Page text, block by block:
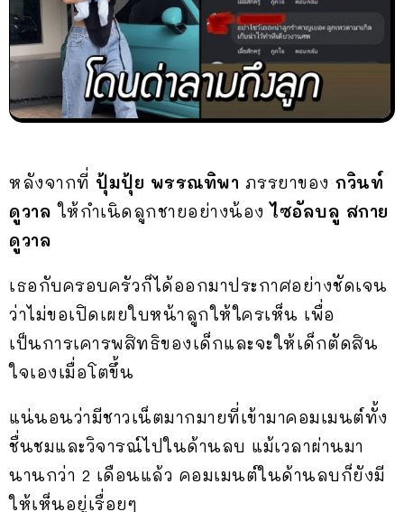
หลังจากที่ ปุ้มปุ้ย พรรณทิพา ภรรยาของ กวินท์
ดูวาล ให้กำเนิดลูกชายอย่างน้องไซอัลบลู สกาย
ดูวาล
เธอกับครอบครัวก็ได้ออกมาประกาศอย่างชัดเจน
ว่าไม่ขอเปิดเผยใบหน้าลูกให้ใครเห็น เพื่อ
เป็นการเคารพสิทธิของเด็กและจะให้เด็กตัดสิน
ใจเองเมื่อโตขึ้น
แน่นอนว่ามีชาวเน็ตมากมายที่เข้ามาคอมเมนต์ทั้ง
ชื่นชมและวิจารณ์ไปในด้านลบ แม้เวลาผ่านมา
นานกว่า 2 เดือนแล้ว คอมเมนต์ในด้านลบก็ยังมี
ให้เห็นอยู่เรื่อยๆ